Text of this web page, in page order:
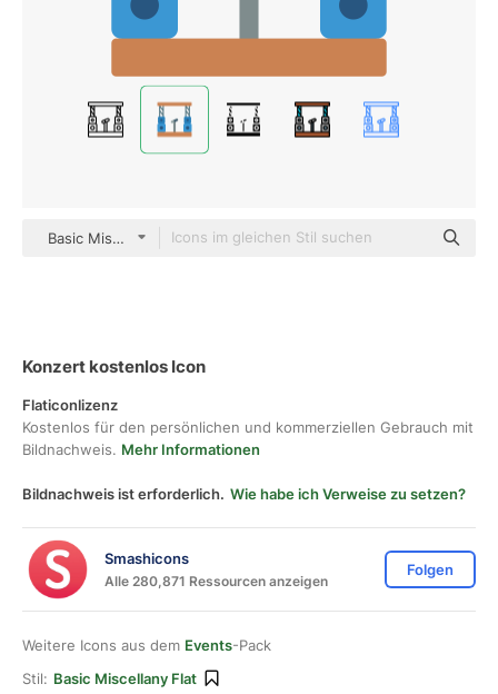
Basic Miscellany Flat
Konzert kostenlos Icon
Flaticonlizenz
Kostenlos für den persönlichen und kommerziellen Gebrauch mit
Bildnachweis. Mehr Informationen
Bildnachweis ist erforderlich. Wie habe ich Verweise zu setzen?
Smashicons
Alle 280,871 Ressourcen anzeigen
Folgen
Weitere Icons aus dem Events-Pack
Stil: Basic Miscellany Flat